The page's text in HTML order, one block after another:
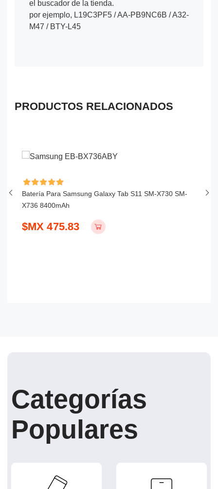
el buscador de la tienda.
por ejemplo, L19C3PF5 / AA-PB9NC6B / A32-
M47 / BTY-L45
PRODUCTOS RELACIONADOS
Batería Para Samsung Galaxy Tab S11 SM-X730 SM-
X736 8400mAh
$MX 475.83
Categorías
Populares